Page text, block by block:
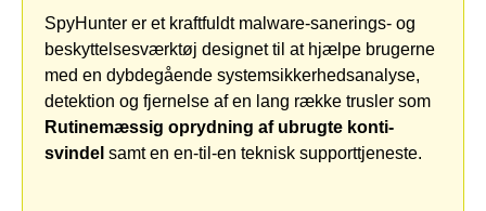
SpyHunter er et kraftfuldt malware-sanerings- og
beskyttelsesværktøj designet til at hjælpe brugerne
med en dybdegående systemsikkerhedsanalyse,
detektion og fjernelse af en lang række trusler som
Rutinemæssig oprydning af ubrugte konti-
svindel samt en en-til-en teknisk supporttjeneste.